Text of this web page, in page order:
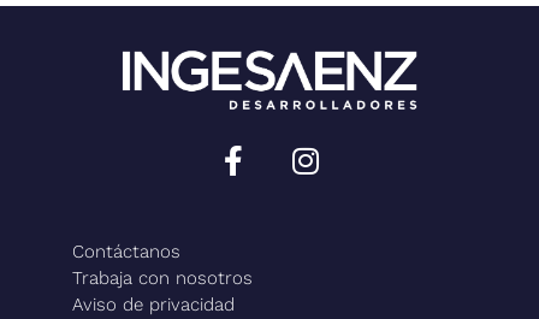
Contáctanos
Trabaja con nosotros
Aviso de privacidad